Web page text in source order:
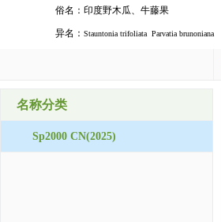
俗名： 印度野木瓜、 牛藤果
异名： Stauntonia trifoliata Parvatia brunoniana
名称分类
Sp2000 CN(2025)